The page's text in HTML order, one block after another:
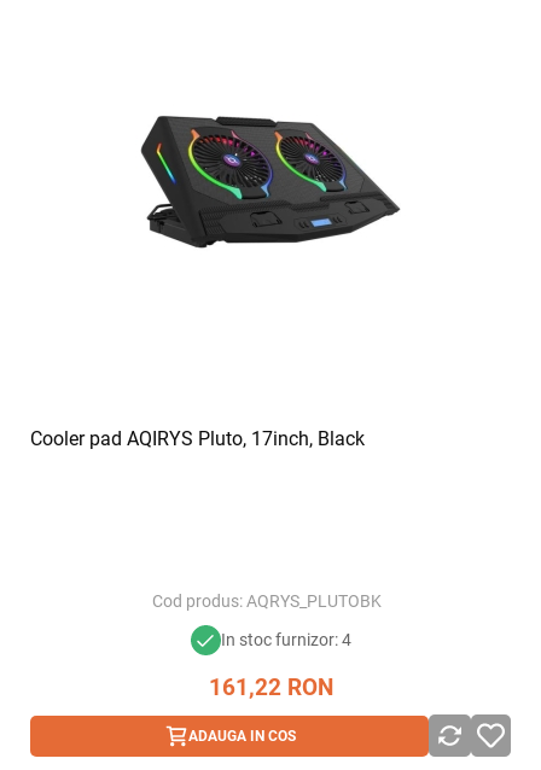
Cooler pad AQIRYS Pluto, 17inch, Black
Cod produs:AQRYS_PLUTOBK
In stoc furnizor: 4
161,22 RON
ADAUGA IN COS